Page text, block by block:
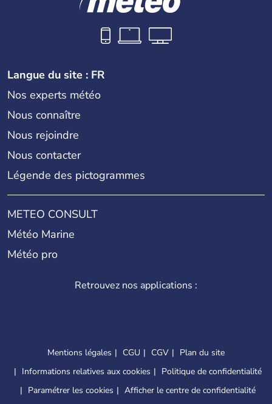
Langue du site : FR
Nos experts météo
Nous connaître
Nous rejoindre
Nous contacter
Légende des pictogrammes
METEO CONSULT
Météo Marine
Météo pro
Retrouvez nos applications :
Mentions légales CGU CGV
Plan du site
Informations relatives aux cookies
Politique de confidentialité
Paramétrer les cookies
Afficher le centre de confidentialité